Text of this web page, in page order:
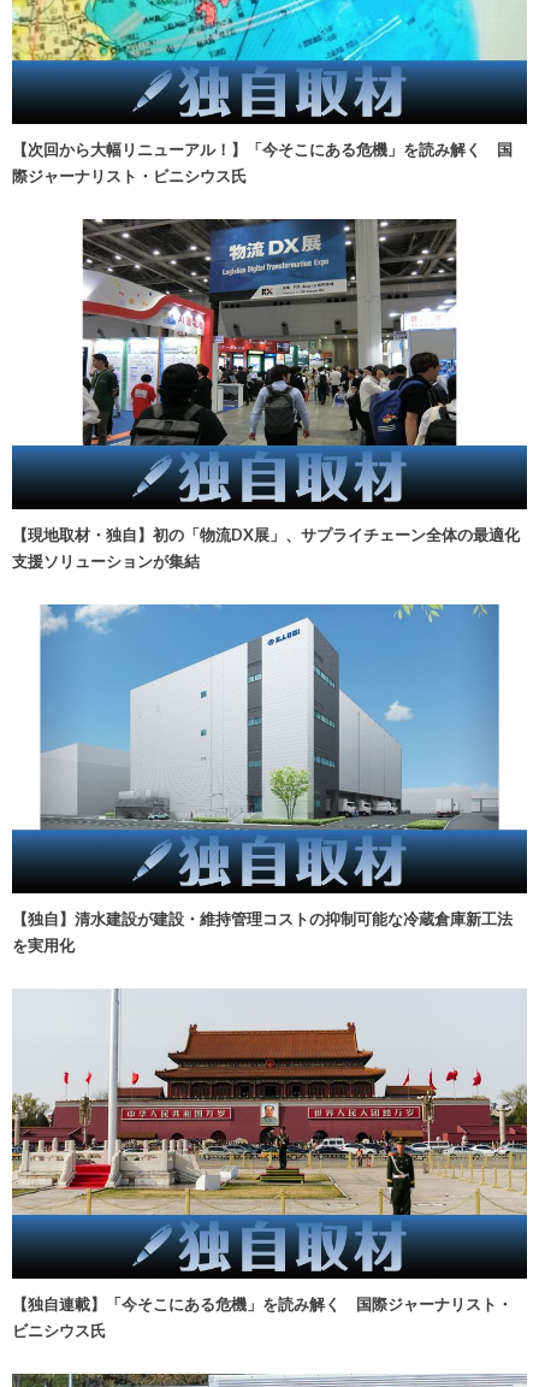
【次回から大幅リニューアル！】「今そこにある危機」を読み解く 国
際ジャーナリスト・ビニシウス氏
【現地取材・独自】初の「物流DX展」、サプライチェーン全体の最適化
支援ソリューションが集結
【独自】清水建設が建設・維持管理コストの抑制可能な冷蔵倉庫新工法
を実用化
【独自連載】「今そこにある危機」を読み解く 国際ジャーナリスト・
ビニシウス氏